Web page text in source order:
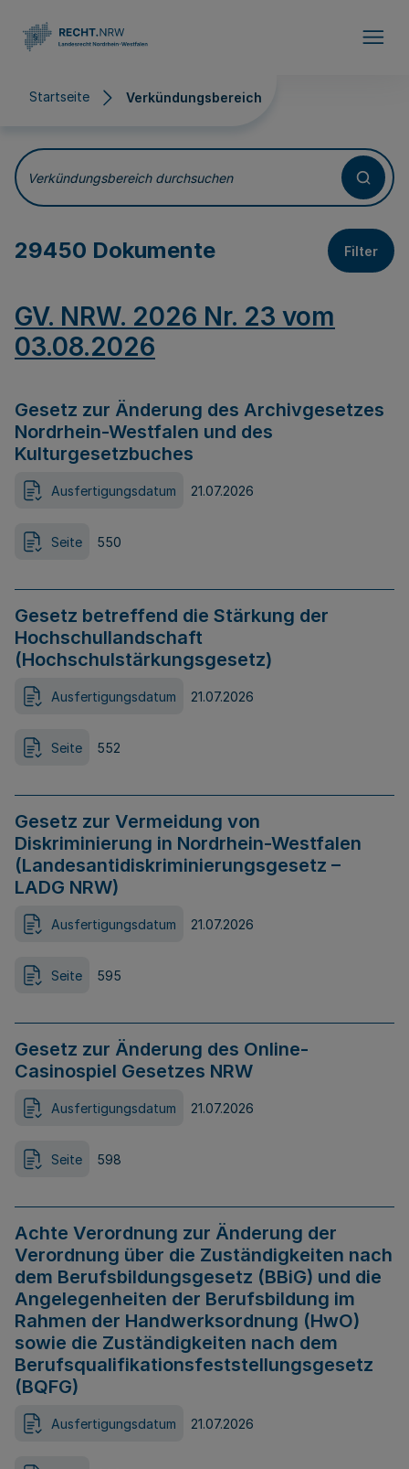
Startseite Verkündungsbereich
Verkündungsbereich
Verkündungsbereich durchsuchen
29450 Dokumente Filter
GV. NRW. 2026 Nr. 23 vom
03.08.2026
Gesetz zur Änderung des Archivgesetzes
Nordrhein-Westfalen und des
Kulturgesetzbuches
Ausfertigungsdatum 21.07.2026
Seite 550
Gesetz betreffend die Stärkung der
Hochschullandschaft
(Hochschulstärkungsgesetz)
Ausfertigungsdatum 21.07.2026
Seite 552
Gesetz zur Vermeidung von
Diskriminierung in Nordrhein-Westfalen
(Landesantidiskriminierungsgesetz –
LADG NRW)
Ausfertigungsdatum 21.07.2026
Seite 595
Gesetz zur Änderung des Online-
Casinospiel Gesetzes NRW
Ausfertigungsdatum 21.07.2026
Seite 598
Achte Verordnung zur Änderung der
Verordnung über die Zuständigkeiten nach
dem Berufsbildungsgesetz (BBiG) und die
Angelegenheiten der Berufsbildung im
Rahmen der Handwerksordnung (HwO)
sowie die Zuständigkeiten nach dem
Berufsqualifikationsfeststellungsgesetz
(BQFG)
Ausfertigungsdatum 21.07.2026